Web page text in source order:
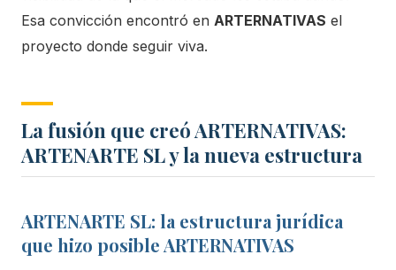
Esa convicción encontró en ARTERNATIVAS el
proyecto donde seguir viva.
La fusión que creó ARTERNATIVAS:
ARTENARTE SL y la nueva estructura
ARTENARTE SL: la estructura jurídica
que hizo posible ARTERNATIVAS